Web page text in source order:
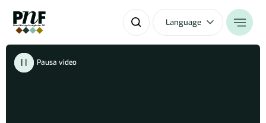
Language
Pausa video